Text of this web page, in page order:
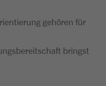
gehören für
bringst